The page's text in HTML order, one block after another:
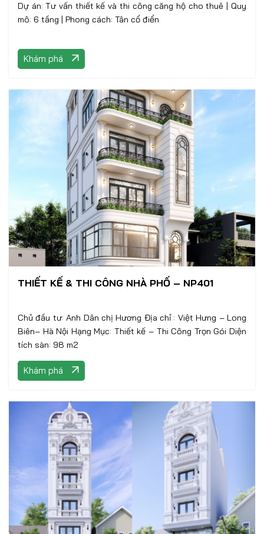
Dự án: Tư vấn thiết kế và thi công căng hộ cho thuê | Quy
mô: 6 tầng | Phong cách: Tân cổ điển
Khám phá
THIẾT KẾ & THI CÔNG NHÀ PHỐ – NP401
Chủ đầu tư: Anh Dân chị Hương Địa chỉ : Việt Hưng – Long
Biên– Hà Nội Hạng Mục: Thiết kế – Thi Công Trọn Gói Diện
tích sàn: 98 m2
Khám phá